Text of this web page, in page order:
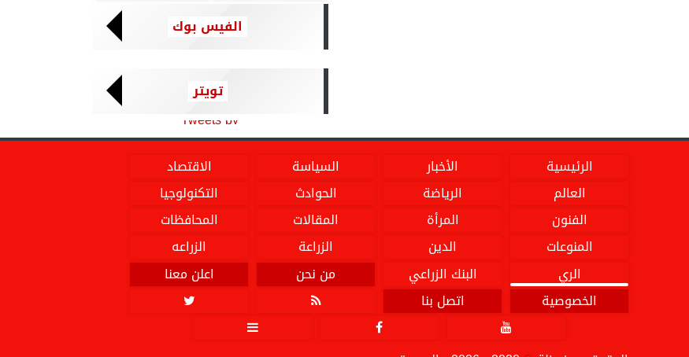
الفيس بوك
تويتر
Tweets by
الرئيسية الأخبار السياسة
الاقتصاد
العالم
الرياضة الحوادث
التكنولوجيا
الفنون
المرأة المقالات
المحافظات
المنوعات
الدين الزراعة
الزراعه
الري
البنك الزراعي من نحن
اعلن معنا
الخصوصية
اتصل بنا 



